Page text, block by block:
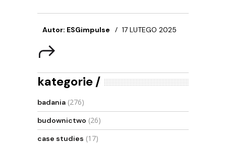
Autor: ESGimpulse 17 LUTEGO 2025
kategorie
badania (276)
budownictwo (26)
case studies (17)